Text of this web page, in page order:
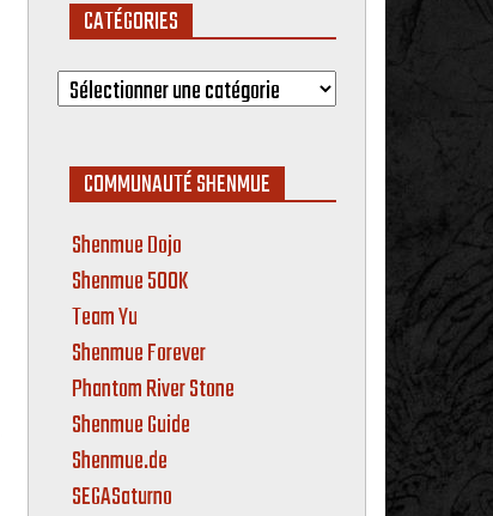
CATÉGORIES
Catégories
COMMUNAUTÉ SHENMUE
Shenmue Dojo
Shenmue 500K
Team Yu
Shenmue Forever
Phantom River Stone
Shenmue Guide
Shenmue.de
SEGASaturno